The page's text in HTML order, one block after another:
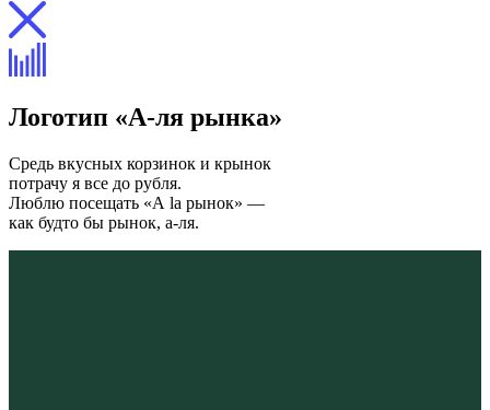
Логотип «А-ля рынка»
Средь вкусных корзинок и крынок
потрачу я все до рубля.
Люблю посещать «A la рынок» —
как будто бы рынок, а-ля.